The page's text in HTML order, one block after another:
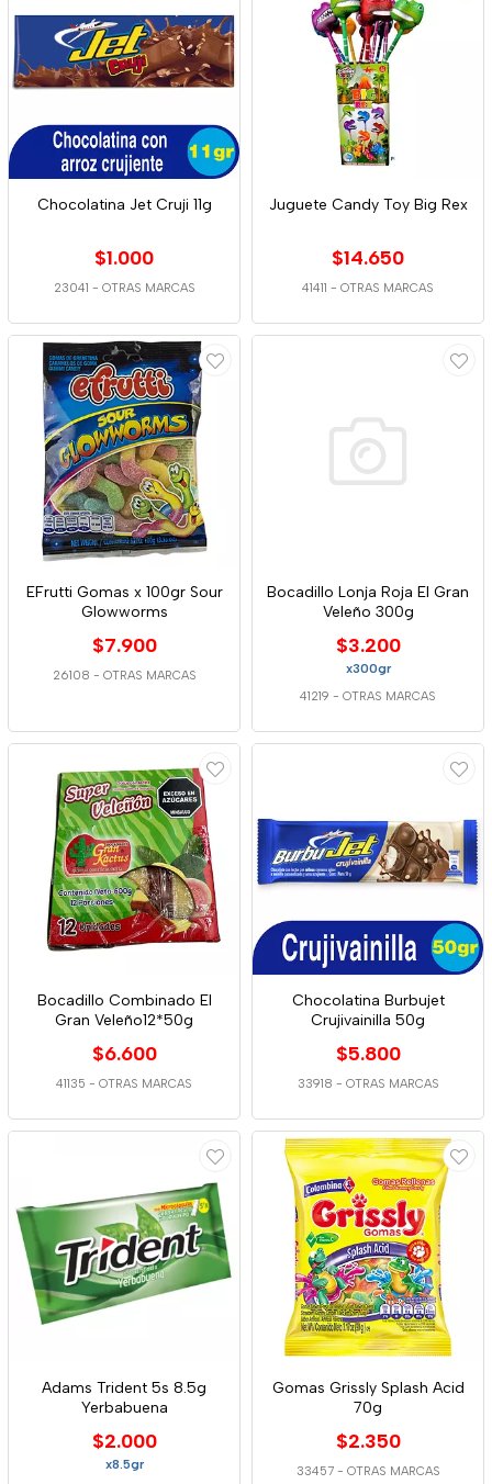
Chocolatina Jet Cruji 11g
$1.000
23041 - OTRAS MARCAS
Juguete Candy Toy Big Rex
$14.650
41411 - OTRAS MARCAS
EFrutti Gomas x 100gr Sour
Glowworms
$7.900
26108 - OTRAS MARCAS
Bocadillo Lonja Roja El Gran
Veleño 300g
$3.200
x300gr
41219 - OTRAS MARCAS
Bocadillo Combinado El
Gran Veleño12*50g
$6.600
41135 - OTRAS MARCAS
Chocolatina Burbujet
Crujivainilla 50g
$5.800
33918 - OTRAS MARCAS
Adams Trident 5s 8.5g
Yerbabuena
$2.000
x8.5gr
Gomas Grissly Splash Acid
70g
$2.350
33457 - OTRAS MARCAS